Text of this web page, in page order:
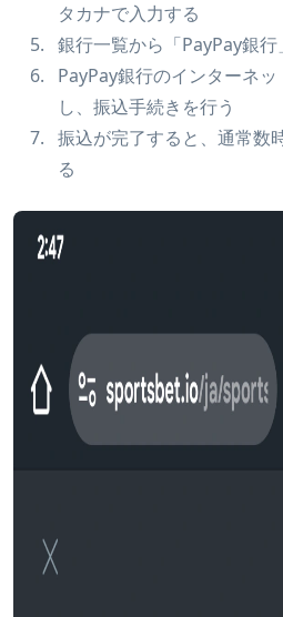
タカナで入力する
銀行一覧から「PayPay銀行
PayPay銀行のインターネ
し、振込手続きを行う
振込が完了すると、通常数
る